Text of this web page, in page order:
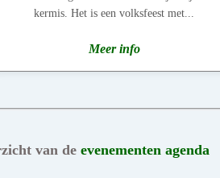
kermis. Het is een volksfeest met...
Meer info
van de evenementen agenda